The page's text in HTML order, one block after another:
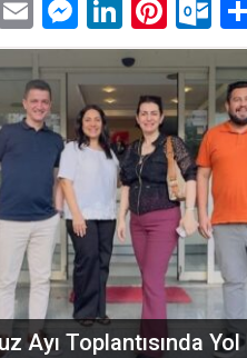
EmailMessenger
LinkedIn
ŞUBESİ’NDEN